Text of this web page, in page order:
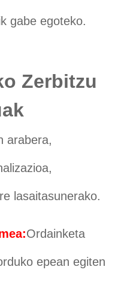
gabe egoteko.
Zerbitzu
arabera,
lasaitasunerako.
Ordainketa
epean egiten